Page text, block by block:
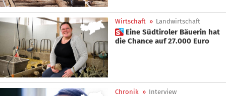
Wirtschaft » Landwirtschaft
 Eine Südtiroler Bäuerin hat
die Chance auf 27.000 Euro
Chronik » Interview